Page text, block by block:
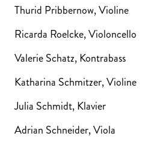
Thurid Pribbernow, Violine
Ricarda Roelcke, Violoncello
Valerie Schatz, Kontrabass
Katharina Schmitzer, Violine
Julia Schmidt, Klavier
Adrian Schneider, Viola